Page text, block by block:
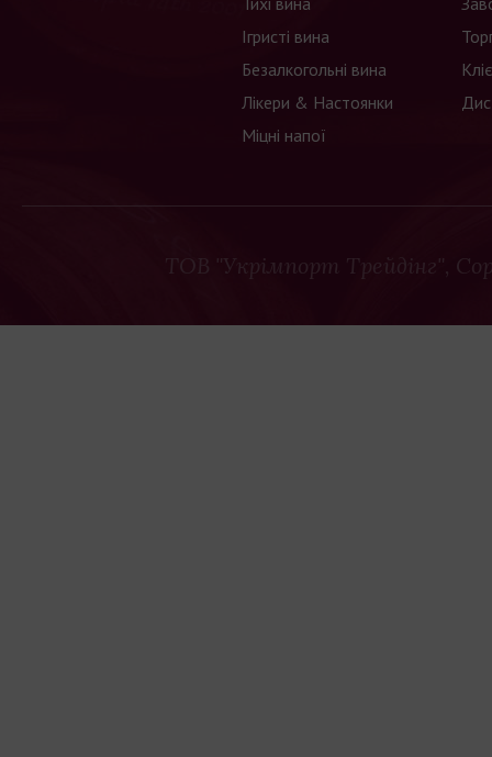
Ігристі вина
Безалкогольні вина
Лікери & Настоянки
Міцні напої
ТОВ "Укрімпорт Трейдінг",